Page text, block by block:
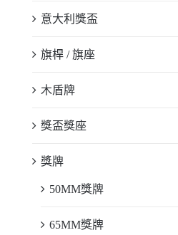
意大利獎盃
旗桿 / 旗座
木盾牌
獎盃獎座
獎牌
50MM獎牌
65MM獎牌